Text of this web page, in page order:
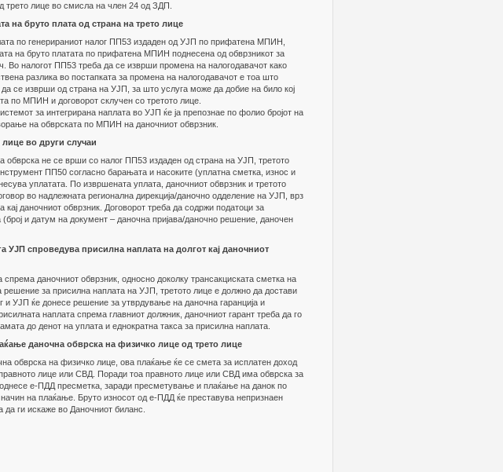
трето лице во смисла на член 24 од ЗДП.
на бруто плата од страна на трето лице
по генерираниот налог ПП53 издаден од УЈП по прифатена МПИН,
на бруто платата по прифатена МПИН поднесена од обврзникот за
Во налогот ПП53 треба да се изврши промена на налогодавачот како
разлика во постапката за промена на налогодавачот е тоа што
се изврши од страна на УЈП, за што услуга може да добие на било кој
по МПИН и договорот склучен со третото лице.
за интегрирана наплата во УЈП ќе ја препознае по фолио бројот на
на обврската по МПИН на даночниот обврзник.
лице во други случаи
обврска не се врши со налог ПП53 издаден од страна на УЈП, третото
ПП50 согласно барањата и насоките (уплатна сметка, износ и
уплатата. По извршената уплата, даночниот обврзник и третото
во надлежната регионална дирекција/даночно одделение на УЈП, врз
даночниот обврзник. Договорот треба да содржи податоци за
(број и датум на документ – даночна пријава/даночно решение, даночен
УЈП спроведува присилна наплата на долгот кај даночниот
даночниот обврзник, односно доколку трансакциската сметка на
решение за присилна наплата на УЈП, третото лице е должно да достави
и УЈП ќе донесе решение за утврдување на даночна гаранција и
наплата спрема главниот должник, даночниот гарант треба да го
до денот на уплата и еднократна такса за присилна наплата.
даночна обврска на физичко лице од трето лице
обврска на физичко лице, ова плаќање ќе се смета за исплатен доход
лице или СВД. Поради тоа правното лице или СВД има обврска за
е-ПДД пресметка, заради пресметување и плаќање на данок по
на плаќање. Бруто износот од е-ПДД ќе преставува непризнаен
ги искаже во Даночниот биланс.